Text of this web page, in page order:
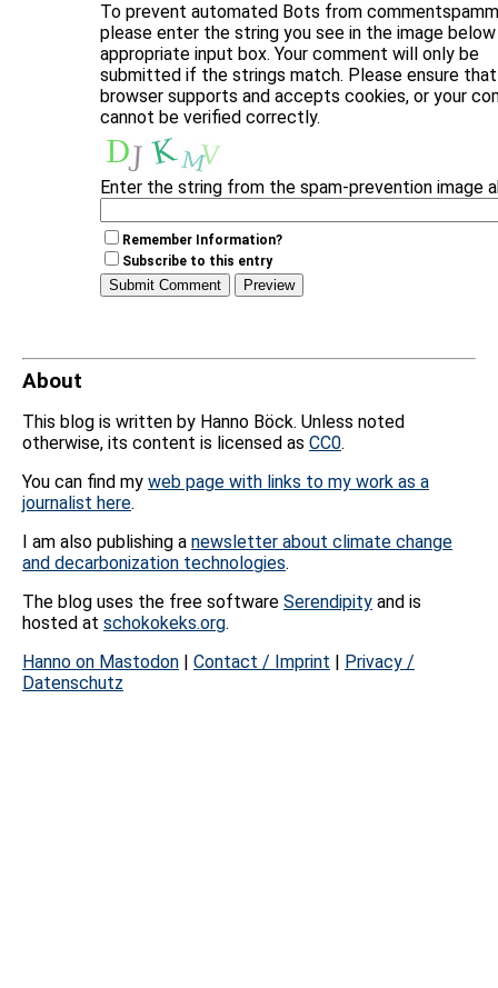
To prevent automated Bots from
please enter the string you see in the image
appropriate input box. Your comment will only be
submitted if the strings match. Please ensure
browser supports and accepts cookies, or your
cannot be verified correctly.
Enter the string from the spam-prevention image
Remember Information?
Subscribe to this entry
About
This blog is written by Hanno Böck. Unless noted
otherwise, its content is licensed as CC0.
You can find my web page with links to my work as a
journalist here.
I am also publishing a newsletter about climate change
and decarbonization technologies.
The blog uses the free software Serendipity and is
hosted at schokokeks.org.
Hanno on Mastodon | Contact / Imprint | Privacy /
Datenschutz